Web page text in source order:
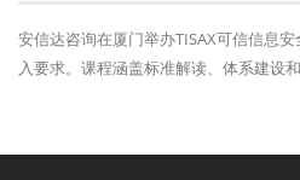
安信达咨询在厦门举办TISAX可信信息
入要求。课程涵盖标准解读、体系建设